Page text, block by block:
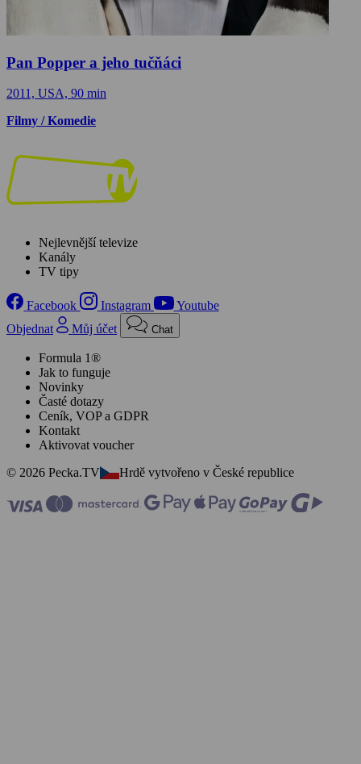
Pan Popper a jeho tučňáci
2011, USA, 90 min
Filmy / Komedie
Nejlevnější televize
Kanály
TV tipy
Facebook Instagram
Youtube
Objednat
Můj účet Chat
Formula 1®
Jak to funguje
Novinky
Časté dotazy
Ceník, VOP a GDPR
Kontakt
Aktivovat voucher
© 2026 Pecka.TV
Hrdě vytvořeno v České republice